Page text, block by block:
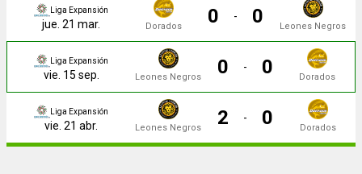
Liga Expansión
jue. 21 mar. Dorados 0 - 0 Leones Negros
Liga Expansión
vie. 15 sep. Leones Negros 0 - 0 Dorados
Liga Expansión
vie. 21 abr. Leones Negros 2 - 0 Dorados